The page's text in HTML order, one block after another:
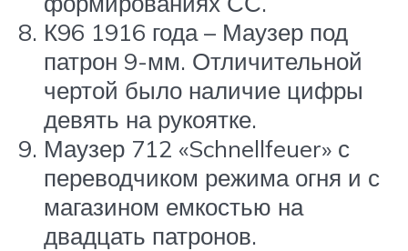
К96 1916 года – Маузер под
патрон 9-мм. Отличительной
чертой было наличие цифры
девять на рукоятке.
Маузер 712 «Schnellfeuer» с
переводчиком режима огня и с
магазином емкостью на
двадцать патронов.